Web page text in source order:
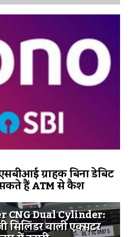
ग्राहक बिना डेबिट
हैं ATM से कैश
CNG Dual Cylinder:
सिलिंडर वाली एक्सटर